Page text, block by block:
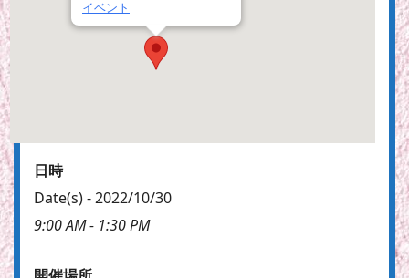
イベント
日時
Date(s) - 2022/10/30
9:00 AM - 1:30 PM